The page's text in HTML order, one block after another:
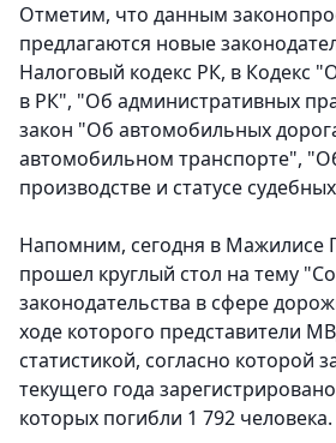
Отметим, что данным
предлагаются новые
Налоговый кодекс РК, в Кодекс
в РК", "Об административных
закон "Об автомобильных
автомобильном транспорте",
производстве и статусе
Напомним, сегодня в Мажилисе
прошел круглый стол на тему
законодательства в сфере
ходе которого представители
статистикой, согласно которой
текущего года
которых погибли 1 792 человека.